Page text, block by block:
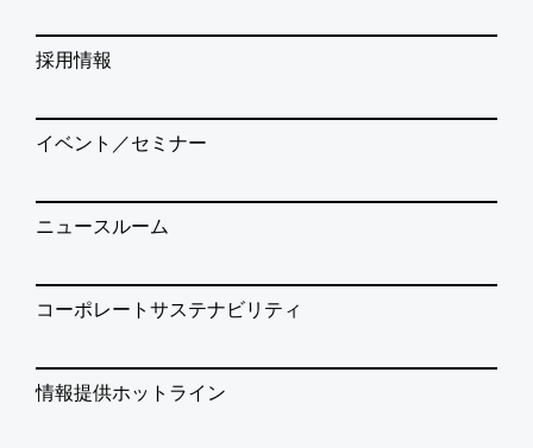
採用情報
イベント／セミナー
ニュースルーム
コーポレートサステナビリティ
情報提供ホットライン